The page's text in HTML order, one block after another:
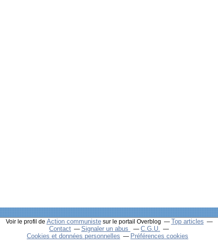
Voir le profil de Action communistesur le portail Overblog
Top articles
Contact
Signaler un abus
C.G.U.
Cookies et données personnelles
Préférences cookies